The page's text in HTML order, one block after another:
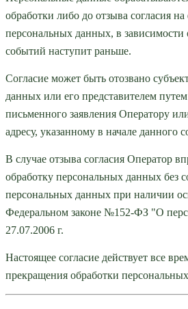
обработки либо до отзыва согласия на
персональных данных, в зависимости
событий наступит раньше.
Согласие может быть отозвано
данных или его представителем
письменного заявления Оператору
адресу, указанному в начале данного
В случае отзыва согласия Оператор
обработку персональных данных без
персональных данных при наличии
Федеральном законе №152-ФЗ "О
27.07.2006 г.
Настоящее согласие действует все
прекращения обработки